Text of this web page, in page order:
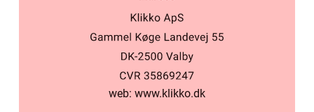
web: www.klikko.dk